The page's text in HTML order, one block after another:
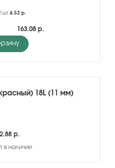
4.53 р.
163.08 р.
18L (11 мм)
р.
в наличии